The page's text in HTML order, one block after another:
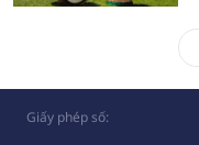
Giấy phép số: